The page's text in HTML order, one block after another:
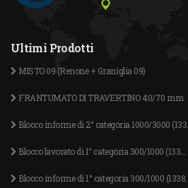
Ultimi Prodotti
MISTO 09 (Renone + Graniglia 09)
FRANTUMATO DI TRAVERTINO 40/70 mm
Blocco informe di 2° categoria 1000/3000 (133...
Blocco lavorato di 1° categoria 300/1000 (133...
Blocco informe di 1° categoria 300/1000 (1338...